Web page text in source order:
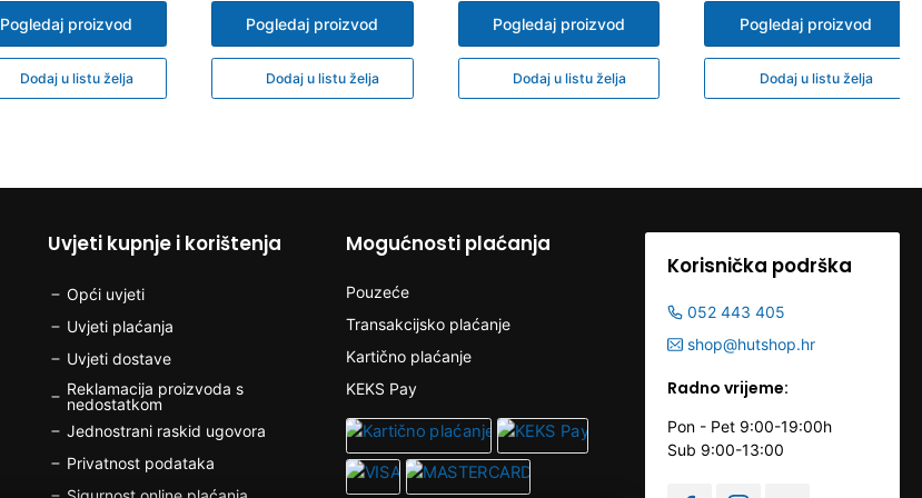
Pogledaj proizvod
Dodaj u listu želja
Pogledaj proizvod
Dodaj u listu želja
Pogledaj proizvod
Dodaj u listu želja
Pogledaj proizvod
Dodaj u listu želja
Uvjeti kupnje i korištenja
Opći uvjeti
Uvjeti plaćanja
Uvjeti dostave
Reklamacija proizvoda s
nedostatkom
Jednostrani raskid ugovora
Privatnost podataka
Mogućnosti plaćanja
Pouzeće
Transakcijsko plaćanje
Kartično plaćanje
KEKS Pay
Korisnička podrška
052 443 405
shop@hutshop.hr
Radno vrijeme:
Pon - Pet 9:00-19:00h
Sub 9:00-13:00